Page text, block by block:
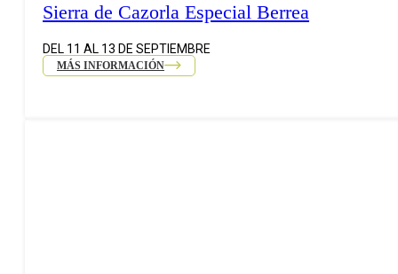
Sierra de Cazorla Especial Berrea
DEL 11 AL 13 DE SEPTIEMBRE
MÁS INFORMACIÓN